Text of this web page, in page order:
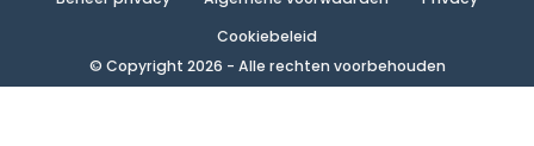
© Copyright 2026 - Alle rechten voorbehouden
Cookiebeleid